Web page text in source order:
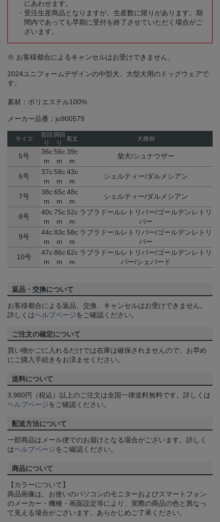
にあわせます。
受注生産商品となりますが、生産数に限りがあります。期
間内であっても早期に受付を終了させていただく場合がご
ざいます。
※ お客様都合によるキャンセルはお受けできません。
2024ユニフォームデザインの中型犬、大型犬用のドッグウェアで
す。
素材：ポリエステル100%
メーカー品番：ju900579
サイズ
首回
り
胴回
り
着丈 犬種例
5号
36c
m
56c
m
39c
m
柴犬/シュナウザー
6号
37c
m
58c
m
43c
m
シェルティー/ダルメシアン
7号
38c
m
65c
m
48c
m
シェルティー/ダルメシアン
8号
40c
m
75c
m
52c
m
ラブラドールレトリバー/ゴールデンレトリ
バー
9号
44c
m
83c
m
58c
m
ラブラドールレトリバー/ゴールデンレトリ
バー
10号
47c
m
86c
m
62c
m
ラブラドールレトリバー/ゴールデンレトリ
バー/シェパード
返品・交換について
お客様都合による返品、交換、キャンセルはお受けできません。
詳しくはヘルプページをご確認ください。
ご注文の確定について
買い物かごに入れるだけでは在庫は確保されませんので、お早め
にご購入手続きをお済ませください。
送料について
3,980円（税込）以上のご注文は全国一律送料無料です。詳しくは
ヘルプページをご確認ください。
配送方法について
一部商品はメール便でのお届けとなる場合がございます。詳しく
はヘルプページをご確認ください。
商品について
【カラーについて】
商品画像は、お使いのパソコンのモニターおよびスマートフォン
のメーカー・機種・画面設定等により、実際の商品の色と異なっ
て見える場合がございます。あらかじめご了承ください。